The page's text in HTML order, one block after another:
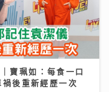
寶珮如：每食一口
後重新經歷一次
持續回落